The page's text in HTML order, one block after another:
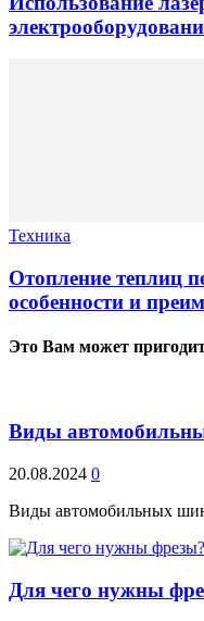
Техника
Отопление теплиц
особенности и
Это Вам может
Виды
20.08.2024 0
Виды автомобильных
Для чего нужны